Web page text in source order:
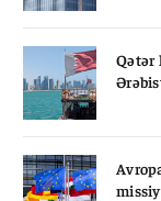
Qətər